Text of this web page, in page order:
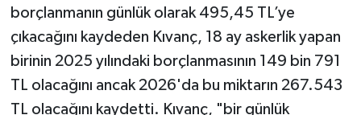
borçlanmanın günlük olarak 495,45 TL’ye
çıkacağını kaydeden Kıvanç, 18 ay askerlik yapan
birinin 2025 yılındaki borçlanmasının 149 bin 791
TL olacağını ancak 2026'da bu miktarın 267.543
TL olacağını kaydetti. Kıvanç, "bir günlük